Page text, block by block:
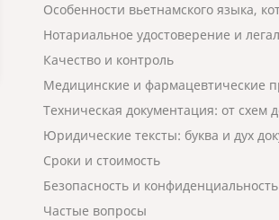
Особенности вьетнамского языка,
Нотариальное удостоверение и
Качество и контроль
Медицинские и фармацевтические
Техническая документация: от схем
Юридические тексты: буква и дух
Сроки и стоимость
Безопасность и конфиденциальность
Частые вопросы